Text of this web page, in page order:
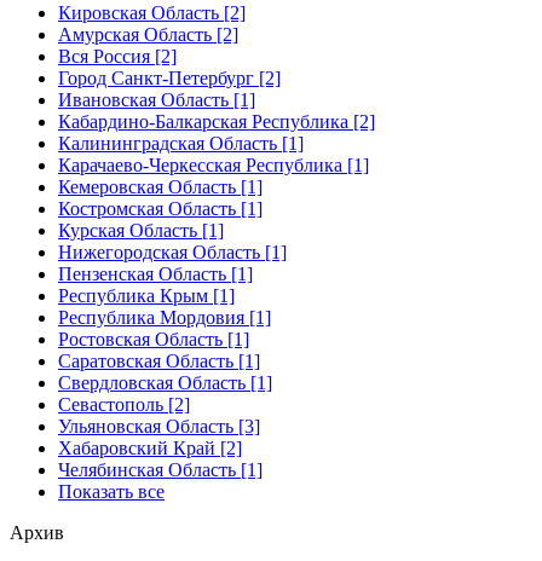
Кировская Область [2]
Амурская Область [2]
Вся Россия [2]
Город Санкт-Петербург [2]
Ивановская Область [1]
Кабардино-Балкарская Республика [2]
Калининградская Область [1]
Карачаево-Черкесская Республика [1]
Кемеровская Область [1]
Костромская Область [1]
Курская Область [1]
Нижегородская Область [1]
Пензенская Область [1]
Республика Крым [1]
Республика Мордовия [1]
Ростовская Область [1]
Саратовская Область [1]
Свердловская Область [1]
Севастополь [2]
Ульяновская Область [3]
Хабаровский Край [2]
Челябинская Область [1]
Показать все
Архив